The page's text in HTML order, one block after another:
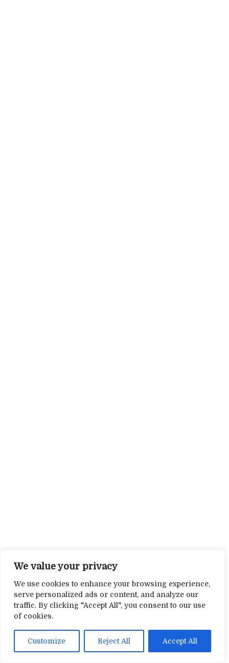
We value your privacy
We use cookies to enhance your browsing experience,
serve personalized ads or content, and analyze our
traffic. By clicking "Accept All", you consent to our use
of cookies.
Customize Reject All Accept All